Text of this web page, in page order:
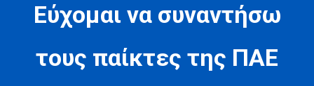
Εύχομαι να συναντήσω
τους παίκτες της ΠΑΕ